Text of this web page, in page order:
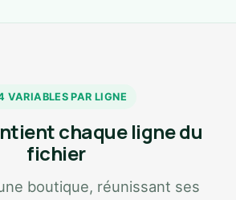
VARIABLES PAR LIGNE
chaque ligne du
fichier
boutique, réunissant ses